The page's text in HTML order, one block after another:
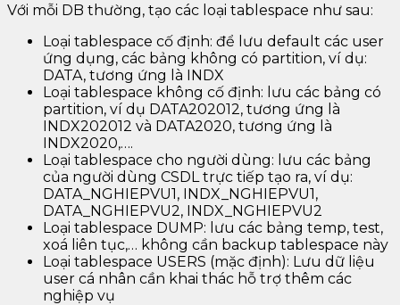
Với mỗi DB thường, tạo các loại tablespace như sau:
Loại tablespace cố định: để lưu default các user
ứng dụng, các bảng không có partition, ví dụ:
DATA, tương ứng là INDX
Loại tablespace không cố định: lưu các bảng có
partition, ví dụ DATA202012, tương ứng là
INDX202012 và DATA2020, tương ứng là
INDX2020,….
Loại tablespace cho người dùng: lưu các bảng
của người dùng CSDL trực tiếp tạo ra, ví dụ:
DATA_NGHIEPVU1, INDX_NGHIEPVU1,
DATA_NGHIEPVU2, INDX_NGHIEPVU2
Loại tablespace DUMP: lưu các bảng temp, test,
xoá liên tục,… không cần backup tablespace này
Loại tablespace USERS (mặc định): Lưu dữ liệu
user cá nhân cần khai thác hỗ trợ thêm các
nghiệp vụ